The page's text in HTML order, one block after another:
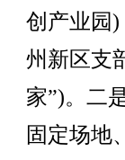
创产业园
州新区支
家”)。二
固定场地